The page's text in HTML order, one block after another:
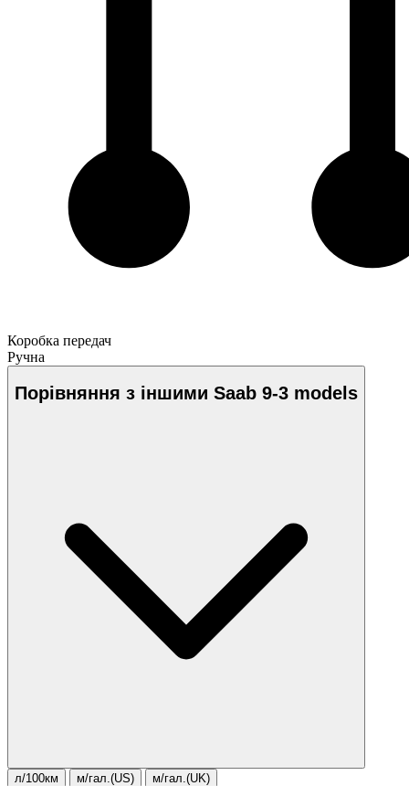
Коробка передач
Ручна
Порівняння з іншими Saab 9-3 models
л/100км м/гал.(US) м/гал.(UK)